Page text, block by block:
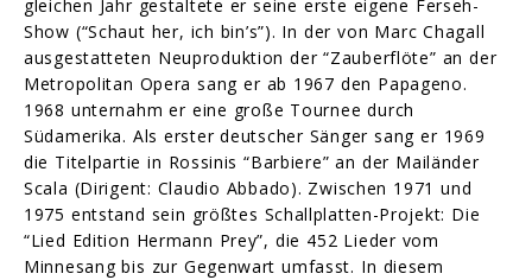
gleichen Jahr gestaltete er seine erste eigene Ferseh-
Show (“Schaut her, ich bin’s”). In der von Marc Chagall
ausgestatteten Neuproduktion der “Zauberflöte” an der
Metropolitan Opera sang er ab 1967 den Papageno.
1968 unternahm er eine große Tournee durch
Südamerika. Als erster deutscher Sänger sang er 1969
die Titelpartie in Rossinis “Barbiere” an der Mailänder
Scala (Dirigent: Claudio Abbado). Zwischen 1971 und
1975 entstand sein größtes Schallplatten-Projekt: Die
“Lied Edition Hermann Prey”, die 452 Lieder vom
Minnesang bis zur Gegenwart umfasst. In diesem